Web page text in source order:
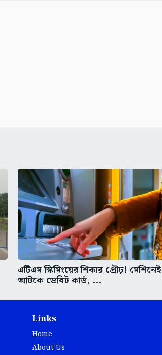
এটিএম স্কিমিংয়ের শিকার প্রৌঢ়! মেশিনেই
আটকে ডেবিট কার্ড, ...
Links
Home
About Us